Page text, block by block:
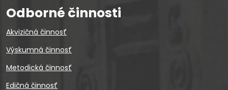
Odborné činnosti
Akvizičná činnosť
Výskumná činnosť
Metodická činnosť
Edičná činnosť